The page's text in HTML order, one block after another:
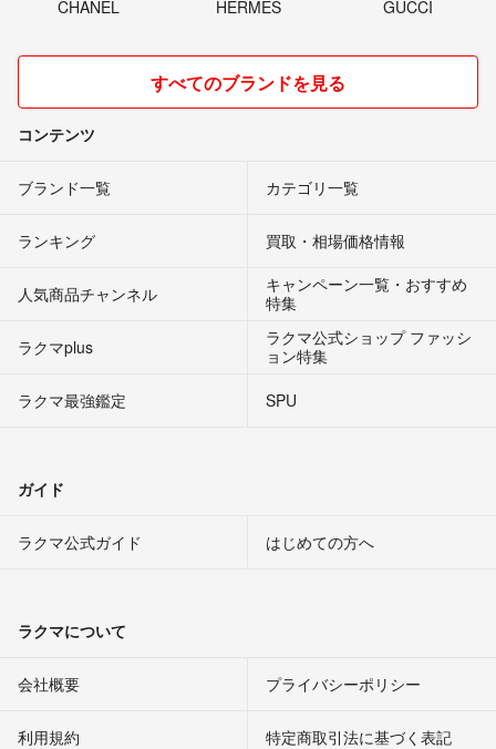
CHANEL HERMES GUCCI
すべてのブランドを見る
コンテンツ
ブランド一覧 カテゴリ一覧
ランキング 買取・相場価格情報
人気商品チャンネル
キャンペーン一覧・おすすめ
特集
ラクマplus
ラクマ公式ショップ ファッシ
ョン特集
ラクマ最強鑑定
SPU
ガイド
ラクマ公式ガイド はじめての方へ
ラクマについて
会社概要 プライバシーポリシー
利用規約 特定商取引法に基づく表記